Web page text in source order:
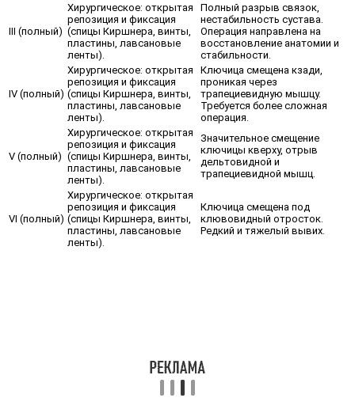
III (полный)
Хирургическое: открытая
репозиция и фиксация
(спицы Киршнера, винты,
пластины, лавсановые
ленты).
Полный разрыв связок,
нестабильность сустава.
Операция направлена на
восстановление анатомии и
стабильности.
IV (полный)
Хирургическое: открытая
репозиция и фиксация
(спицы Киршнера, винты,
пластины, лавсановые
ленты).
Ключица смещена кзади,
проникая через
трапециевидную мышцу.
Требуется более сложная
операция.
V (полный)
Хирургическое: открытая
репозиция и фиксация
(спицы Киршнера, винты,
пластины, лавсановые
ленты).
Значительное смещение
ключицы кверху, отрыв
дельтовидной и
трапециевидной мышц.
VI (полный)
Хирургическое: открытая
репозиция и фиксация
(спицы Киршнера, винты,
пластины, лавсановые
ленты).
Ключица смещена под
клювовидный отросток.
Редкий и тяжелый вывих.